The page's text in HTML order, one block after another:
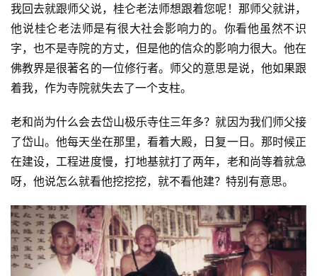
我回去就跟师父说，桂仑老法师想跟着您呢！那师父就讲，
他说桂仑老法师是有很大社会影响力的。你看他虽然不识
字，也不是寺院的方丈，但是他的信众的影响力很大。他在
佛教界是很著名的一位修行者。师父的意思是说，他如果跟
着我，作为寺院就失去了一个支柱。
老和尚为什么会去岱山极乐寺住三年多？就因为我们师父接
了岱山。他每天坐在那里，看着大殿，日复一日。那时候正
在建设，工程进度慢，打地基就打了两年，老和尚等着就急
呀，他说怎么就看他挖挖挖，就不看他建？特别有意思。